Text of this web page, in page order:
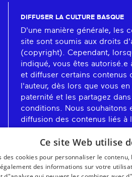
DIFFUSER LA CULTURE BASQUE
D'une manière générale, les
site sont soumis aux droits
(copyright). Cependant,
indiqué, vous êtes autorisé.e
et diffuser certains contenus
l'auteur, dès lors que vous
paternité et les partagez
conditions. Nous souhaitons
diffusion des contenus liés à
Ce site Web utilise
des cookies pour personnaliser le
des informations sur votre